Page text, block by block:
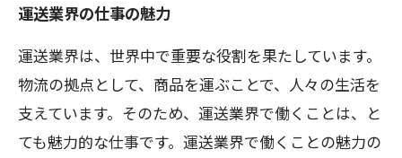
運送業界の仕事の魅力
運送業界は、世界中で重要な役割を果たしています。
物流の拠点として、商品を運ぶことで、人々の生活を
支えています。そのため、運送業界で働くことは、と
ても魅力的な仕事です。運送業界で働くことの魅力の